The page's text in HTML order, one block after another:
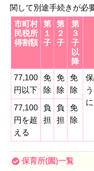
関して別途手続きが必
市町村
民税所
得割額
第
１
子
第
２
子
第
３
子
以
降
77,100
円以下
免
除
免
除
免
除
77,100
円を超
える
負
担
負
担
免
除
保育所(園)一覧